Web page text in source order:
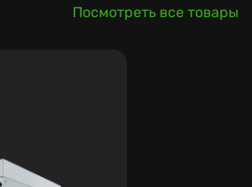
Посмотреть все товары